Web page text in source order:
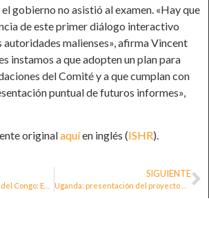
gobierno no asistió al examen. «Hay que
de este primer diálogo interactivo
autoridades malienses», afirma Vincent
instamos a que adopten un plan para
del Comité y a que cumplan con
puntual de futuros informes»,
originalaquíen inglés (ISHR).
SIGUIENTE